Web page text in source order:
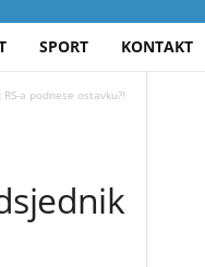
SPORT KONTAKT
a podnese ostavku?!